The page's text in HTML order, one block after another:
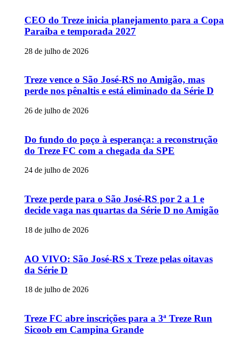
CEO do Treze inicia planejamento para a Copa
Paraíba e temporada 2027
28 de julho de 2026
Treze vence o São José-RS no Amigão, mas
perde nos pênaltis e está eliminado da Série D
26 de julho de 2026
Do fundo do poço à esperança: a reconstrução
do Treze FC com a chegada da SPE
24 de julho de 2026
Treze perde para o São José-RS por 2 a 1 e
decide vaga nas quartas da Série D no Amigão
18 de julho de 2026
AO VIVO: São José-RS x Treze pelas oitavas
da Série D
18 de julho de 2026
Treze FC abre inscrições para a 3ª Treze Run
Sicoob em Campina Grande